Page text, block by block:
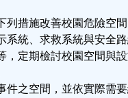
列措施改善校園危險空
系統、求救系統與安全
定期檢討校園空間與
件之空間，並依實際需